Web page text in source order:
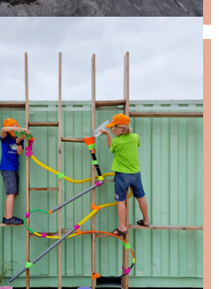
dan stuur ik je
maand een leuke mail.
in en klik op de knop:
en bevestig je inschrijving
dan je spam folder).